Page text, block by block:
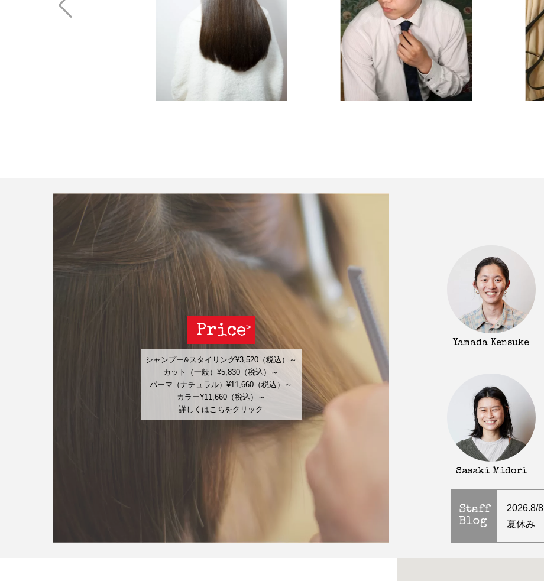
Price
シャンプー&スタイリング¥3,520（税込）～
カット（一般）¥5,830（税込）～
パーマ（ナチュラル）¥11,660（税込）～
カラー¥11,660（税込）～
-詳しくはこちをクリック-
Yamada Kensuke
Sasaki Midori
Staff
Blog
2026.8/8
夏休み